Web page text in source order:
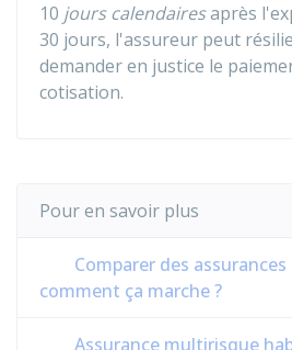
10 jours calendairesaprès
30 jours, l'assureur peut
demander en justice le
cotisation.
Pour en savoir plus
Comparer des
comment ça marche ?
Assurance multirisque